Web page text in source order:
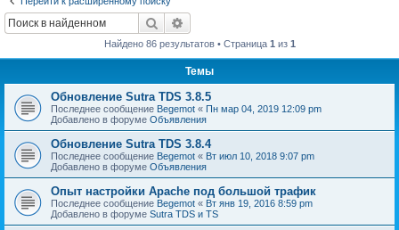
Поиск
Найдено 86 результатов • Страница 1 из 1
Темы
Обновление Sutra TDS 3.8.5
Последнее сообщение Begemot « Пн мар 04, 2019 12:09 pm
Добавлено в форуме Объявления
Обновление Sutra TDS 3.8.4
Последнее сообщение Begemot « Вт июл 10, 2018 9:07 pm
Добавлено в форуме Объявления
Опыт настройки Apache под большой трафик
Последнее сообщение Begemot « Вт янв 19, 2016 8:59 pm
Добавлено в форуме Sutra TDS и TS